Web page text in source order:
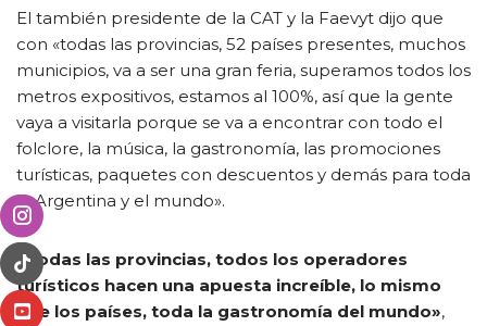
El también presidente de la CAT y la Faevyt dijo que
con «todas las provincias, 52 países presentes, muchos
municipios, va a ser una gran feria, superamos todos los
metros expositivos, estamos al 100%, así que la gente
vaya a visitarla porque se va a encontrar con todo el
folclore, la música, la gastronomía, las promociones
turísticas, paquetes con descuentos y demás para toda
la Argentina y el mundo».
«Todas las provincias, todos los operadores
turísticos hacen una apuesta increíble, lo mismo
que los países, toda la gastronomía del mundo»,